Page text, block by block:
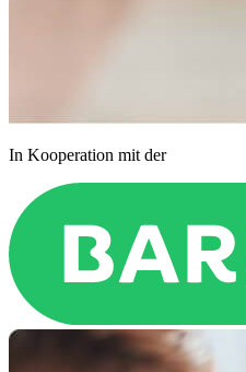
In Kooperation mit der